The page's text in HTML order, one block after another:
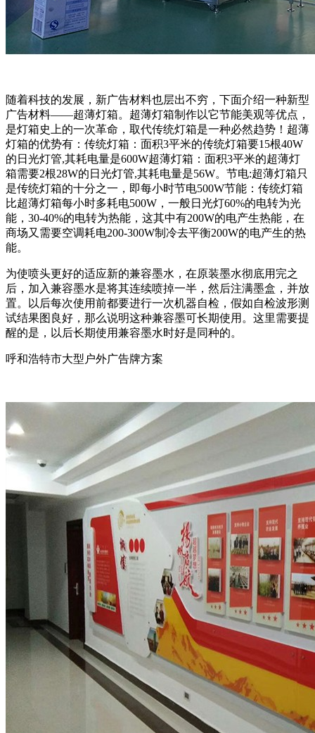
随着科技的发展，新广告材料也层出不穷，下面介绍一种新型
广告材料——超薄灯箱。超薄灯箱制作以它节能美观等优点，
是灯箱史上的一次革命，取代传统灯箱是一种必然趋势！超薄
灯箱的优势有：传统灯箱：面积3平米的传统灯箱要15根40W
的日光灯管,其耗电量是600W超薄灯箱：面积3平米的超薄灯
箱需要2根28W的日光灯管,其耗电量是56W。节电:超薄灯箱只
是传统灯箱的十分之一，即每小时节电500W节能：传统灯箱
比超薄灯箱每小时多耗电500W，一般日光灯60%的电转为光
能，30-40%的电转为热能，这其中有200W的电产生热能，在
商场又需要空调耗电200-300W制冷去平衡200W的电产生的热
能。
为使喷头更好的适应新的兼容墨水，在原装墨水彻底用完之
后，加入兼容墨水是将其连续喷掉一半，然后注满墨盒，并放
置。以后每次使用前都要进行一次机器自检，假如自检波形测
试结果图良好，那么说明这种兼容墨可长期使用。这里需要提
醒的是，以后长期使用兼容墨水时好是同种的。
呼和浩特市大型户外广告牌方案